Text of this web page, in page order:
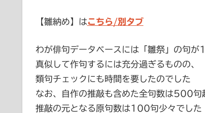
【雛納め】はこちら/別タブ
わが俳句データベースには「雛祭」の句
真似して作句するには充分過ぎるものの、
類句チェックにも時間を要したのでした
なお、自作の推敲も含めた全句数は500句
推敲の元となる原句数は100句少々でした